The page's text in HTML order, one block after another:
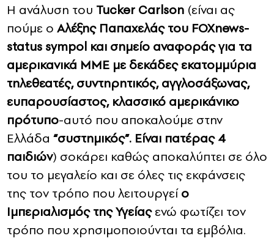
Η ανάλυση του Tucker Carlson (είναι ας
πούμε ο Aλέξης Παπαχελάς του FOXnews-
status sympol και σημείο αναφοράς για τα
αμερικανικά ΜΜΕ με δεκάδες εκατομμύρια
τηλεθεατές, συντηρητικός, αγγλοσάξωνας,
ευπαρουσίαστος, κλασσικό αμερικάνικο
πρότυπο-αυτό που αποκαλούμε στην
Ελλάδα “συστημικός”. Είναι πατέρας 4
παιδιών) σοκάρει καθώς αποκαλύπτει σε όλο
του το μεγαλείο και σε όλες τις εκφάνσεις
της τον τρόπο που λειτουργείο
Ιμπεριαλισμός της Υγείαςενώ φωτίζει τον
τρόπο που χρησιμοποιούνται τα εμβόλια.